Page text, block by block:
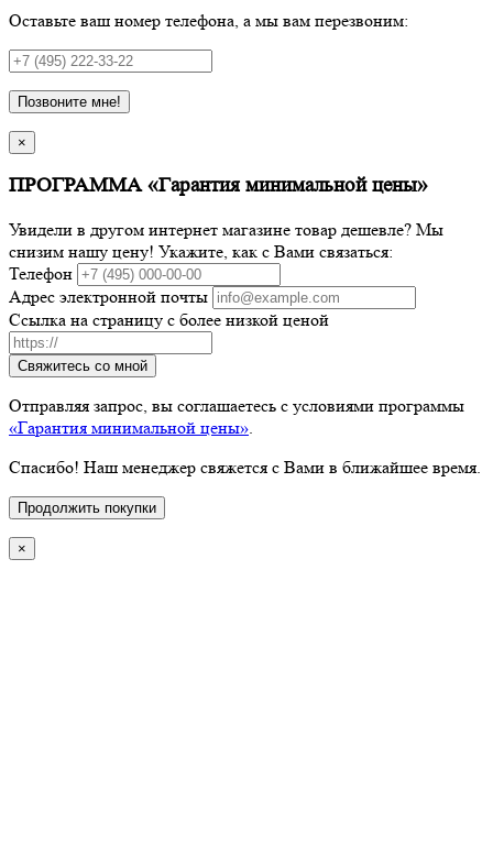
Оставьте ваш номер телефона, а мы вам перезвоним:
Позвоните мне!
×
ПРОГРАММА «Гарантия минимальной цены»
Увидели в другом интернет магазине товар дешевле? Мы
снизим нашу цену! Укажите, как с Вами связаться:
Телефон
Адрес электронной почты
Ссылка на страницу с более низкой ценой
Свяжитесь со мной
Отправляя запрос, вы соглашаетесь с условиями программы
«Гарантия минимальной цены».
Спасибо! Наш менеджер свяжется с Вами в ближайшее время.
Продолжить покупки
×